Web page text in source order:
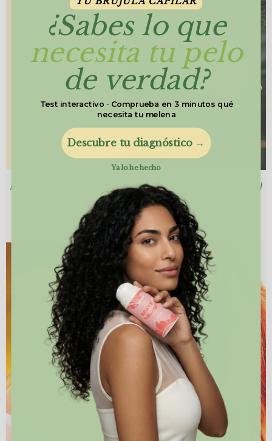
IDEAS DE REGALOS NAVIDEÑOS QUE CREAN
UNA EXPERIENCIA
¿Sabes lo que
necesita tu pelo
de verdad?
Test interactivo · Comprueba en 3 minutos qué
necesita tu melena
Descubre tu diagnóstico →
Ya lo he hecho